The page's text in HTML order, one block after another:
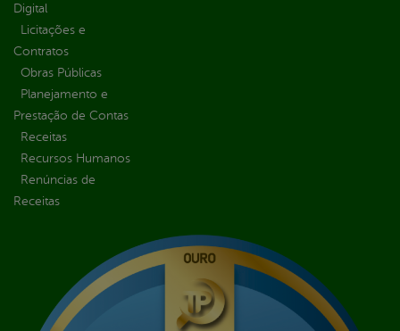
Digital
Licitações e
Contratos
Obras Públicas
Planejamento e
Prestação de Contas
Receitas
Recursos Humanos
Renúncias de
Receitas